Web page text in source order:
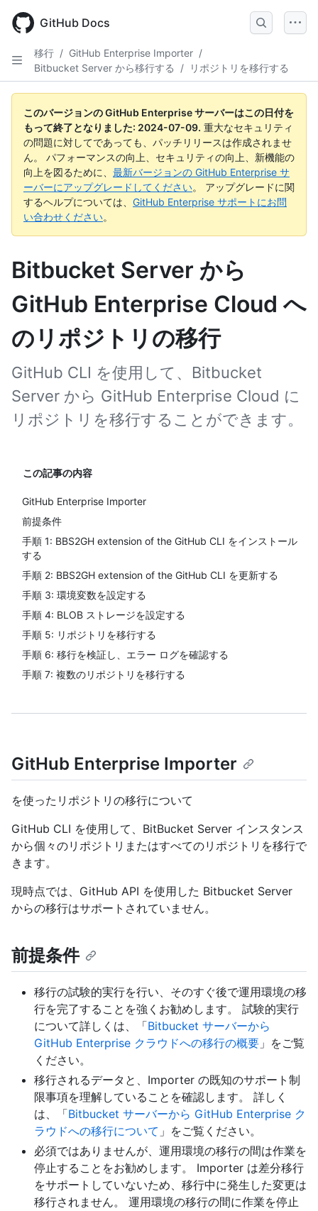
main
content
GitHub Docs
移行 / GitHub Enterprise Importer /
Bitbucket Server から移行する
/ リポジトリを移行する
このバージョンの GitHub Enterprise サーバーはこの日付を
もって終了となりました: 2024-07-09. 重大なセキュリティ
の問題に対してであっても、パッチリリースは作成されませ
ん。 パフォーマンスの向上、セキュリティの向上、新機能の
向上を図るために、 最新バージョンの GitHub Enterprise サ
ーバーにアップグレードしてください。 アップグレードに関
するヘルプについては、 GitHub Enterprise サポートにお問
い合わせください。
Bitbucket Server から
GitHub Enterprise Cloud へ
のリポジトリの移行
GitHub CLI を使用して、Bitbucket
Server から GitHub Enterprise Cloud に
リポジトリを移行することができます。
この記事の内容
GitHub Enterprise Importer
前提条件
手順 1: BBS2GH extension of the GitHub CLI をインストール
する
手順 2: BBS2GH extension of the GitHub CLI を更新する
手順 3: 環境変数を設定する
手順 4: BLOB ストレージを設定する
手順 5: リポジトリを移行する
手順 6: 移行を検証し、エラー ログを確認する
手順 7: 複数のリポジトリを移行する
GitHub Enterprise Importer
を使ったリポジトリの移行について
GitHub CLI を使用して、BitBucket Server インスタンス
から個々のリポジトリまたはすべてのリポジトリを移行で
きます。
現時点では、GitHub API を使用した Bitbucket Server
からの移行はサポートされていません。
前提条件
移行の試験的実行を行い、そのすぐ後で運用環境の移
行を完了することを強くお勧めします。 試験的実行
について詳しくは、「Bitbucket サーバーから
GitHub Enterprise クラウドへの移行の概要 」をご覧
ください。
移行されるデータと、Importer の既知のサポート制
限事項を理解していることを確認します。 詳しく
は、「Bitbucket サーバーから GitHub Enterprise ク
ラウドへの移行について 」をご覧ください。
必須ではありませんが、運用環境の移行の間は作業を
停止することをお勧めします。 Importer は差分移行
をサポートしていないため、移行中に発生した変更は
移行されません。 運用環境の移行の間に作業を停止